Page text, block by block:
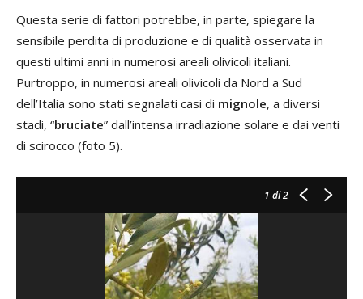
Questa serie di fattori potrebbe, in parte, spiegare la
sensibile perdita di produzione e di qualità osservata in
questi ultimi anni in numerosi areali olivicoli italiani.
Purtroppo, in numerosi areali olivicoli da Nord a Sud
dell’Italia sono stati segnalati casi di mignole, a diversi
stadi, “bruciate” dall’intensa irradiazione solare e dai venti
di scirocco (foto 5).
1 di 2